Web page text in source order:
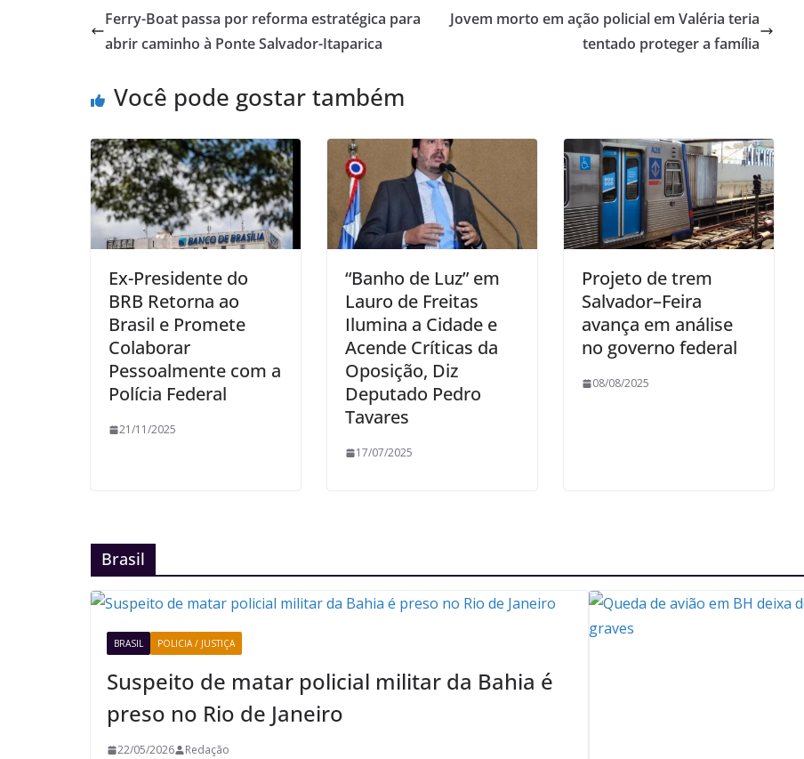
Ferry-Boat passa por reforma estratégica para
abrir caminho à Ponte Salvador-Itaparica
Jovem morto em ação policial em Valéria teria
tentado proteger a família
Você pode gostar também
Ex-Presidente do
BRB Retorna ao
Brasil e Promete
Colaborar
Pessoalmente com a
Polícia Federal
21/11/2025
“Banho de Luz” em
Lauro de Freitas
Ilumina a Cidade e
Acende Críticas da
Oposição, Diz
Deputado Pedro
Tavares
17/07/2025
Projeto de trem
Salvador–Feira
avança em análise
no governo federal
08/08/2025
Brasil
BRASIL POLICIA / JUSTIÇA
Suspeito de matar policial militar da Bahia é
preso no Rio de Janeiro
22/05/2026 Redação